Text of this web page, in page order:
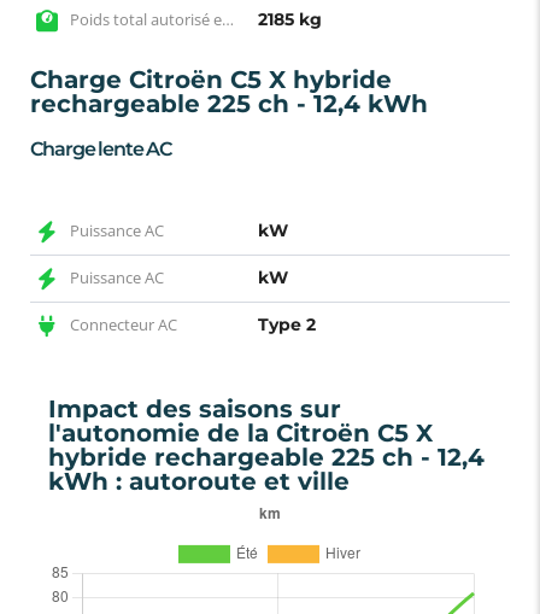
Poids total autorisé en charge 2185 kg
Charge Citroën C5 X hybride
rechargeable 225 ch - 12,4 kWh
Charge lente AC
Puissance AC kW
Puissance AC kW
Connecteur AC Type 2
Impact des saisons sur
l'autonomie de la Citroën C5 X
hybride rechargeable 225 ch - 12,4
kWh : autoroute et ville